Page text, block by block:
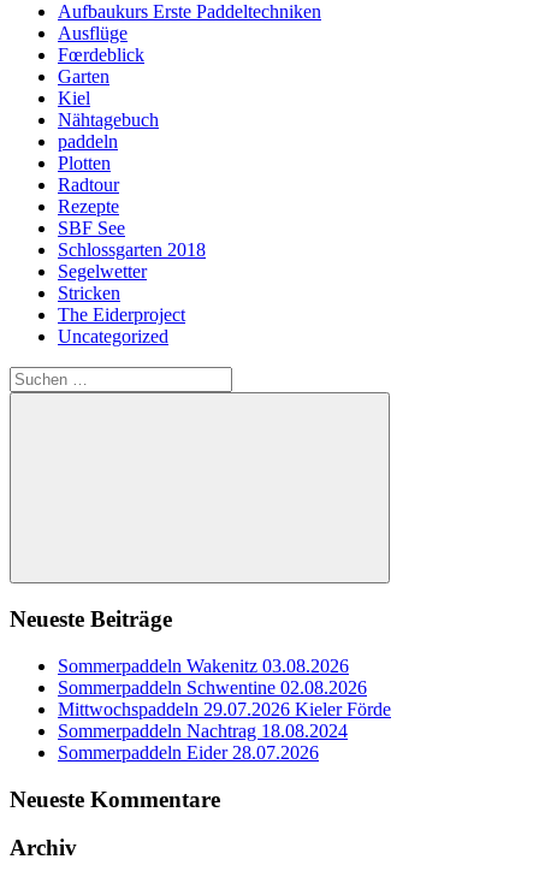
Aufbaukurs Erste Paddeltechniken
Ausflüge
Fœrdeblick
Garten
Kiel
Nähtagebuch
paddeln
Plotten
Radtour
Rezepte
SBF See
Schlossgarten 2018
Segelwetter
Stricken
The Eiderproject
Uncategorized
Suchen
nach:
Suchen
Neueste Beiträge
Sommerpaddeln Wakenitz 03.08.2026
Sommerpaddeln Schwentine 02.08.2026
Mittwochspaddeln 29.07.2026 Kieler Förde
Sommerpaddeln Nachtrag 18.08.2024
Sommerpaddeln Eider 28.07.2026
Neueste Kommentare
Archiv